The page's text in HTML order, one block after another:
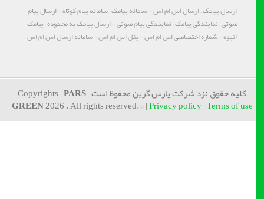
ارسال پیامک – ارسال اس ام اس - سامانه پیامک – سامانه پیام کوتاه - ارسال پیام
صوتی – نمایندگی پیامک – نمایندگی پیام صوتی - ارسال پیامک به محدوده – پیامک
انبوه - شماره اختصاصی اس ام اس - پنل اس ام اس - سامانه ارسال اس ام اس
کلیه حقوق نزد شرکت پارس گرین محفوظ است CopyrightsPARS
GREEN2026 . All rights reserved.© |Privacy policy|Terms of use